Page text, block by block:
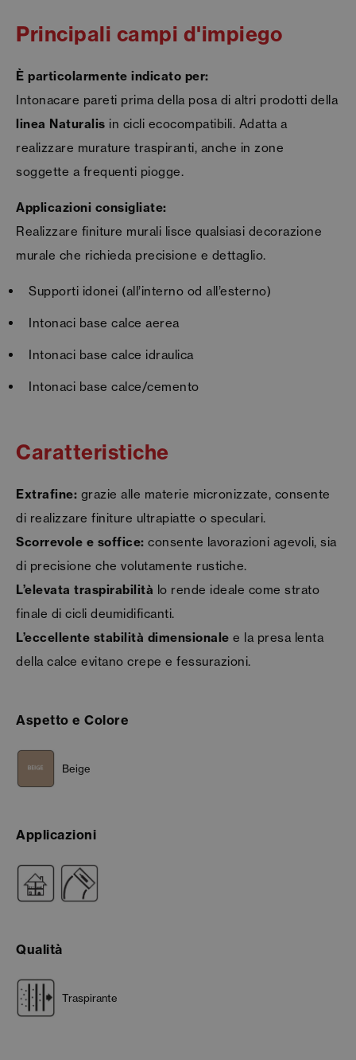
Principali campi d'impiego
È particolarmente indicato per:
Intonacare pareti prima della posa di altri prodotti della
linea Naturalis in cicli ecocompatibili. Adatta a
realizzare murature traspiranti, anche in zone
soggette a frequenti piogge.
Applicazioni consigliate:
Realizzare finiture murali lisce qualsiasi decorazione
murale che richieda precisione e dettaglio.
Supporti idonei (all’interno od all’esterno)
Intonaci base calce aerea
Intonaci base calce idraulica
Intonaci base calce/cemento
Caratteristiche
Extrafine: grazie alle materie micronizzate, consente
di realizzare finiture ultrapiatte o speculari.
Scorrevole e soffice: consente lavorazioni agevoli, sia
di precisione che volutamente rustiche.
L’elevata traspirabilità lo rende ideale come strato
finale di cicli deumidificanti.
L’eccellente stabilità dimensionale e la presa lenta
della calce evitano crepe e fessurazioni.
Aspetto e Colore
Beige
Applicazioni
Qualità
Traspirante